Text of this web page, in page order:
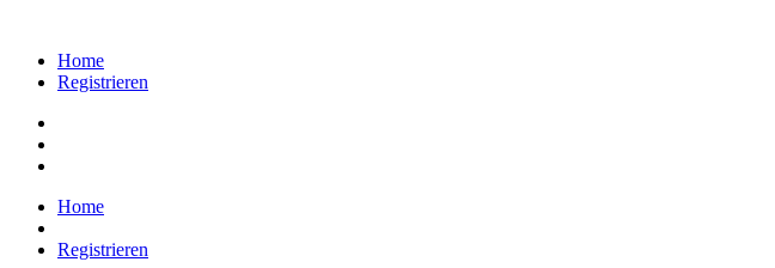
Home
Registrieren
Home
Registrieren